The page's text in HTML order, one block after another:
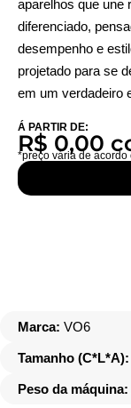
aparelhos que une
diferenciado,
desempenho e
projetado para se
em um verdadeiro
Á PARTIR DE:
R$ 0,00
*preço vária de acordo
Marca: VO6
Tamanho (C*L*A):
Peso da máquina: